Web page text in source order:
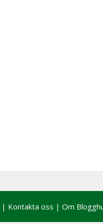
| Kontakta oss | Om